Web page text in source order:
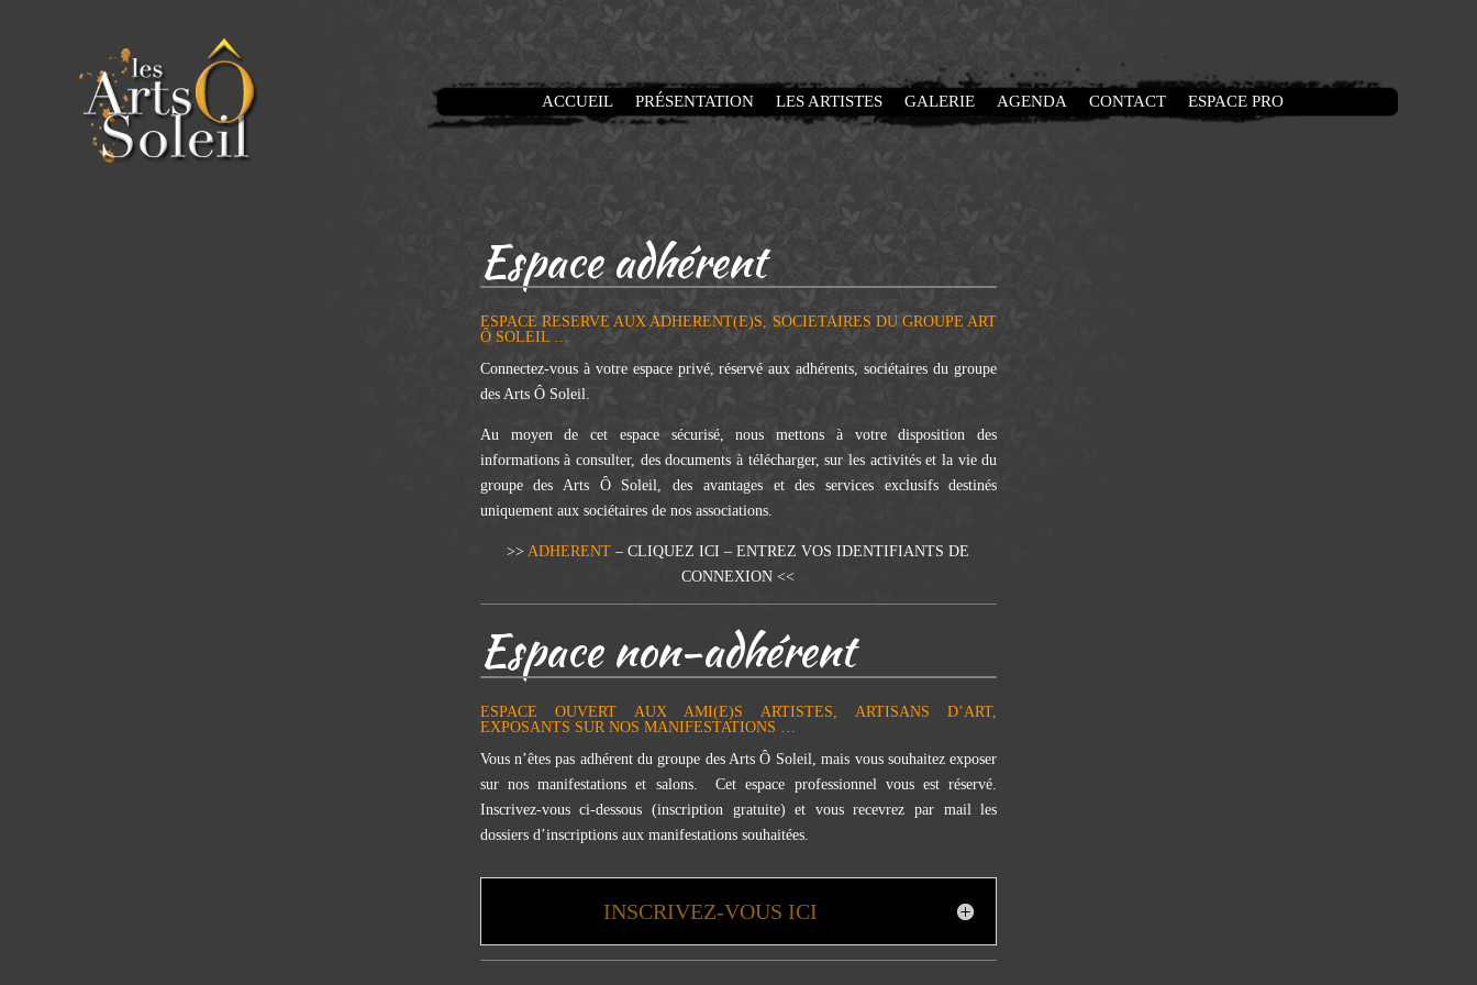
ACCUEIL PRÉSENTATION LES ARTISTES GALERIE AGENDA CONTACT ESPACE PRO
Espace adhérent
ESPACE RESERVE AUX ADHERENT(E)S, SOCIETAIRES DU GROUPE ART
Ô SOLEIL …
Connectez-vous à votre espace privé, réservé aux adhérents, sociétaires du groupe
des Arts Ô Soleil.
Au moyen de cet espace sécurisé, nous mettons à votre disposition des
informations à consulter, des documents à télécharger, sur les activités et la vie du
groupe des Arts Ô Soleil, des avantages et des services exclusifs destinés
uniquement aux sociétaires de nos associations.
>>ADHERENT – CLIQUEZ ICI – ENTREZ VOS IDENTIFIANTS DE
CONNEXION <<
Espace non-adhérent
ESPACE OUVERT AUX AMI(E)S ARTISTES, ARTISANS D’ART,
EXPOSANTS SUR NOS MANIFESTATIONS …
Vous n’êtes pas adhérent du groupe des Arts Ô Soleil, mais vous souhaitez exposer
sur nos manifestations et salons. Cet espace professionnel vous est réservé.
Inscrivez-vous ci-dessous (inscription gratuite) et vous recevrez par mail les
dossiers d’inscriptions aux manifestations souhaitées.
INSCRIVEZ-VOUS ICI